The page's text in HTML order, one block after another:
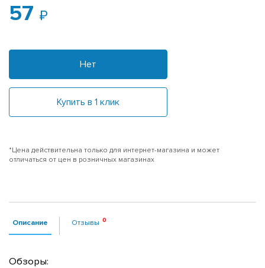
57
Нет
Купить в 1 клик
*Цена действительна только для интернет-магазина и может
отличаться от цен в розничных магазинах
Описание Отзывы
Обзоры: